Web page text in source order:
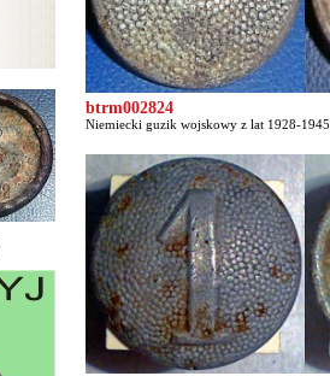
btrm002824
Niemiecki guzik wojskowy z lat 1928-